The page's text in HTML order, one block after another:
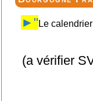
►" Le
(a vérifier